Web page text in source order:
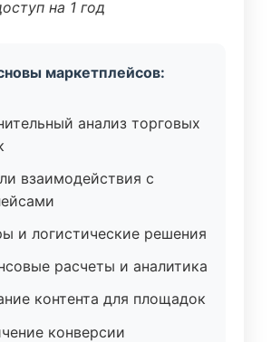
на 1 год
маркетплейсов:
анализ торговых
взаимодействия с
и логистические решения
расчеты и аналитика
контента для площадок
конверсии